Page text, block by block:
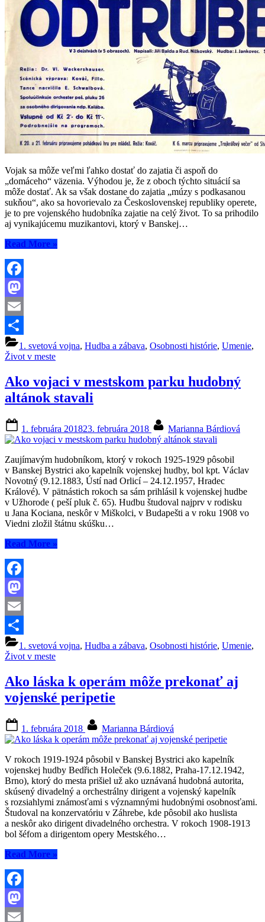
Vojak sa môže veľmi ľahko dostať do zajatia či aspoň do
„domáceho“ väzenia. Výhodou je, že z oboch týchto situácií sa
môže dostať. Ak sa však dostane do zajatia „múzy s podkasanou
sukňou“, ako sa hovorievalo za Československej republiky operete,
je to pre vojenského hudobníka zajatie na celý život. To sa prihodilo
aj vynikajúcemu muzikantovi, ktorý v Banskej…
Read More“Vojaci
»
Facebook
Mastodon
Email
Share1. svetová vojna, Hudba a zábava, Osobnosti histórie, Umenie,
Život v meste
Ako vojaci v mestskom parku hudobný
altánok stavali
on
1. februára 201823. februára 2018 Marianna Bárdiová
Zaujímavým hudobníkom, ktorý v rokoch 1925-1929 pôsobil
v Banskej Bystrici ako kapelník vojenskej hudby, bol kpt. Václav
Novotný (9.12.1883, Ústí nad Orlicí – 24.12.1957, Hradec
Králové). V pätnástich rokoch sa sám prihlásil k vojenskej hudbe
v Užhorode ( peší pluk č. 65). Hudbu študoval najprv v rodisku
u Jana Kociana, neskôr v Miškolci, v Budapešti a v roku 1908 vo
Viedni zložil štátnu skúšku…
Read More“Ako
»
Facebook
Mastodon
Email
Share1. svetová vojna, Hudba a zábava, Osobnosti histórie, Umenie,
Život v meste
Ako láska k operám môže prekonať aj
vojenské peripetie
on
1. februára 2018 Marianna Bárdiová
V rokoch 1919-1924 pôsobil v Banskej Bystrici ako kapelník
vojenskej hudby Bedřich Holeček (9.6.1882, Praha-17.12.1942,
Brno), ktorý do mesta prišiel už ako uznávaná hudobná autorita,
skúsený divadelný a orchestrálny dirigent a vojenský kapelník
s rozsiahlymi známosťami s významnými hudobnými osobnosťami.
Študoval na konzervatóriu v Záhrebe, kde pôsobil ako huslista
a neskôr ako dirigent divadelného orchestra. V rokoch 1908-1913
bol šéfom a dirigentom opery Mestského…
Read More“Ako
»
Facebook
Mastodon